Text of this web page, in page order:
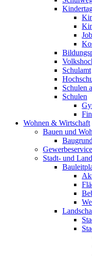
Schulamt
Schulen
Schulen
Wohnen & Wirtschaft
Bauen und
Gewerbeservice
Stadt- und